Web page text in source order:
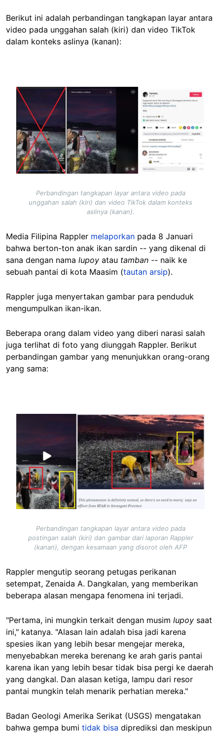
Berikut ini adalah perbandingan tangkapan layar antara
video pada unggahan salah (kiri) dan video TikTok
dalam konteks aslinya (kanan):
Image
Perbandingan tangkapan layar antara video pada
unggahan salah (kiri) dan video TikTok dalam konteks
aslinya (kanan).
Media Filipina Rappler melaporkan pada 8 Januari
bahwa berton-ton anak ikan sardin -- yang dikenal di
sana dengan nama lupoy atau tamban -- naik ke
sebuah pantai di kota Maasim (tautan arsip).
Rappler juga menyertakan gambar para penduduk
mengumpulkan ikan-ikan.
Beberapa orang dalam video yang diberi narasi salah
juga terlihat di foto yang diunggah Rappler. Berikut
perbandingan gambar yang menunjukkan orang-orang
yang sama:
Perbandingan tangkapan layar antara video pada
postingan salah (kiri) dan gambar dari laporan Rappler
(kanan), dengan kesamaan yang disorot oleh AFP
Rappler mengutip seorang petugas perikanan
setempat, Zenaida A. Dangkalan, yang memberikan
beberapa alasan mengapa fenomena ini terjadi.
"Pertama, ini mungkin terkait dengan musim lupoy saat
ini," katanya. "Alasan lain adalah bisa jadi karena
spesies ikan yang lebih besar mengejar mereka,
menyebabkan mereka berenang ke arah garis pantai
karena ikan yang lebih besar tidak bisa pergi ke daerah
yang dangkal. Dan alasan ketiga, lampu dari resor
pantai mungkin telah menarik perhatian mereka."
Badan Geologi Amerika Serikat (USGS) mengatakan
bahwa gempa bumi tidak bisa diprediksi dan meskipun